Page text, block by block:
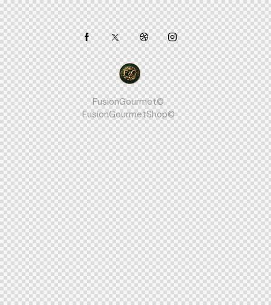
FusionGourmet©
FusionGourmetShop©